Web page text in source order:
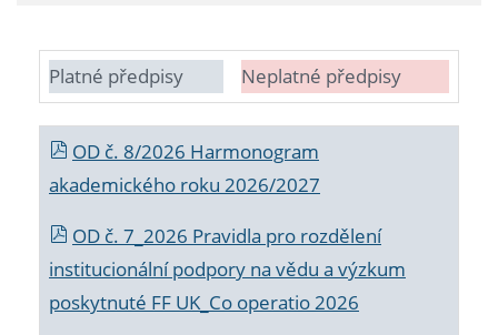
Platné předpisy Neplatné předpisy
OD č. 8/2026 Harmonogram
akademického roku 2026/2027
OD č. 7_2026 Pravidla pro rozdělení
institucionální podpory na vědu a výzkum
poskytnuté FF UK_Co operatio 2026